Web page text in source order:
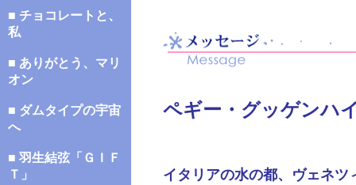
■ チョコレートと、
私
■ ありがとう、マリ
オン
■ ダムタイプの宇宙
へ
■ 羽生結弦「ＧＩＦ
Ｔ」
ペギー・グッゲンハ
イタリアの水の都、ヴェネ